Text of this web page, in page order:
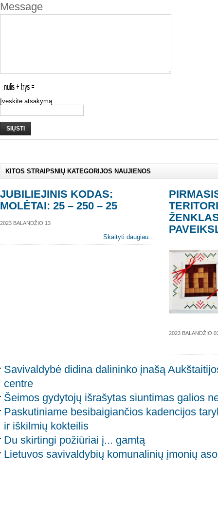
Message
Įveskite atsakymą
SIŲSTI
KITOS STRAIPSNIŲ KATEGORIJOS NAUJIENOS
JUBILIEJINIS KODAS:
MOLĖTAI: 25 – 250 – 25
2023 BALANDŽIO 13
Skaityti daugiau...
2023 BALANDŽIO
Savivaldybė didina dalininko įnašą
centre
Šeimos gydytojų išrašytas siuntimas galios
Paskutiniame besibaigiančios kadencijos
ir iškilmių kokteilis
Du skirtingi požiūriai į... gamtą
Lietuvos savivaldybių komunalinių įmonių